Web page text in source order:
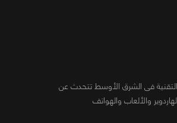
فى الشرق الأوسط تتحدث عن
والألعاب والهواتف